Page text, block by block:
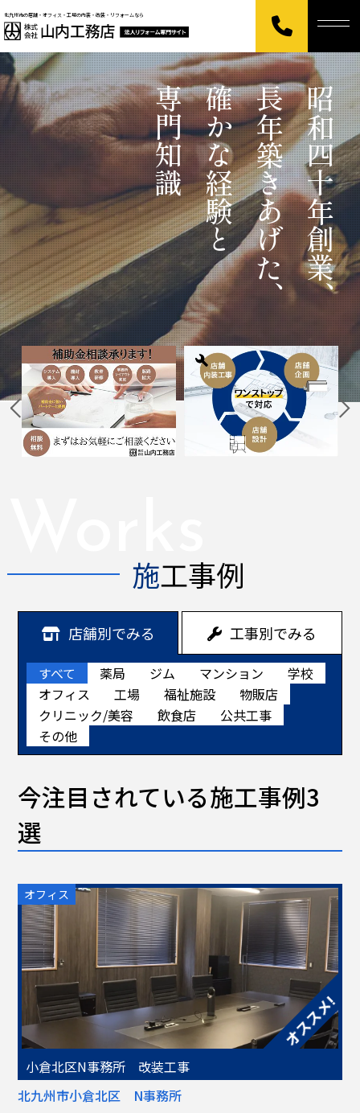
北九州市の店舗・オフィス・工場の内装・改装・リフォームなら
昭和四十年創業、
長年築きあげた、
確かな経験と
専門知識
施工事例
店舗別でみる
すべて 薬局 ジム マンション
学校
オフィス
工場 福祉施設
物販店
クリニック/美容
飲食店
公共工事
その他
工事別でみる
今注目されている施工事例3
選
オフィス
小倉北区N事務所 改装工事
北九州市小倉北区 N事務所